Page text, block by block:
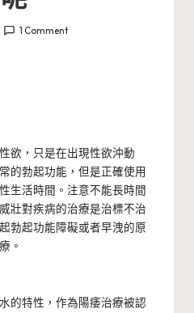
1 Comment
欲，只是在出現性欲沖動
的勃起功能，但是正確使用
生活時間。注意不能長時間
壯對疾病的治療是治標不治
勃起功能障礙或者早洩的原
。
的特性，作為陽痿治療被認